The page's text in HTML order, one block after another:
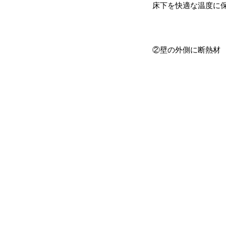
床下を快適な温度に
②壁の外側に断熱材